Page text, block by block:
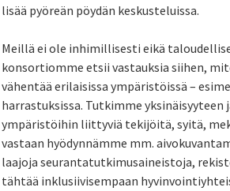
lisää pyöreän pöydän keskusteluissa.
Meillä ei ole inhimillisesti eikä
konsortiomme etsii vastauksia siihen,
vähentää erilaisissa ympäristöissä –
harrastuksissa. Tutkimme
ympäristöihin liittyviä tekijöitä, syitä,
vastaan hyödynnämme mm.
laajoja seurantatutkimusaineistoja,
tähtää inklusiivisempaan